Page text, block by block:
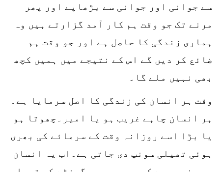
سے جوانی اور جوانی سے بڑھاپے اور پھر
مرنے تک جو وقت ہم کار آمد گزارتے ہیں وہ
ہماری زندگی کا حاصل ہے اور جو وقت ہم
ضائع کر دیں گے اس کے نتیجے میں ہمیں کچھ
بھی نہیں ملے گا۔
وقت ہر انسان کی زندگی کا اصل سرمایا ہے۔
ہر انسان چاہے غریب ہو یا امیر۔چھوتا ہو
یا بڑا اسے روزانہ وقت کے سرمائے کی بھری
ہوئی تھیلی سونپ دی جاتی ہے۔اب یہ انسان